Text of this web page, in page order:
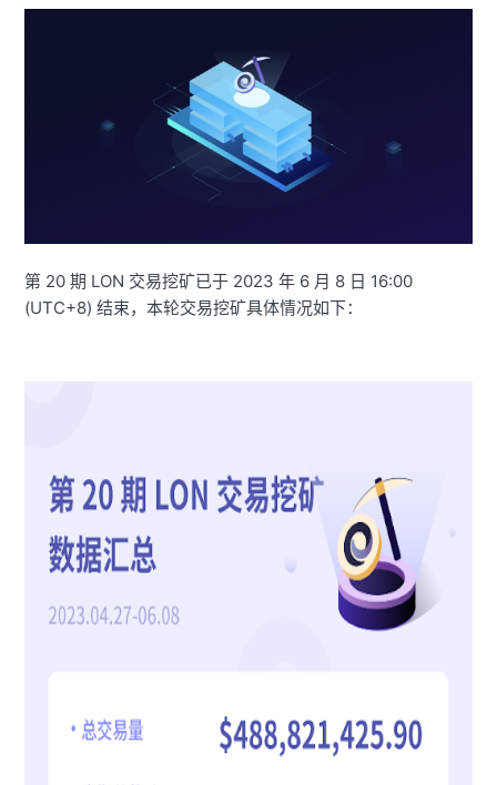
第 20 期 LON 交易挖矿已于 2023 年 6 月 8 日 16:00
(UTC+8) 结束，本轮交易挖矿具体情况如下：